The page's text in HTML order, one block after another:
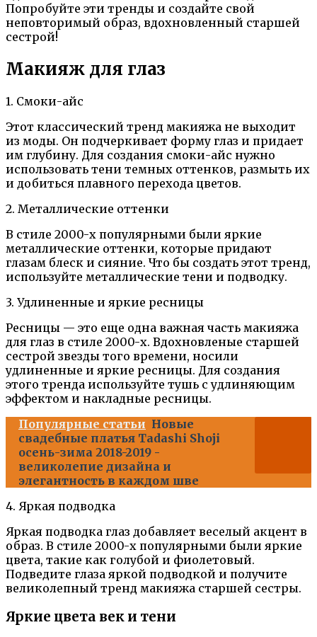
Попробуйте эти тренды и создайте свой
неповторимый образ, вдохновленный старшей
сестрой!
Макияж для глаз
1. Смоки-айс
Этот классический тренд макияжа не выходит
из моды. Он подчеркивает форму глаз и придает
им глубину. Для создания смоки-айс нужно
использовать тени темных оттенков, размыть их
и добиться плавного перехода цветов.
2. Металлические оттенки
В стиле 2000-х популярными были яркие
металлические оттенки, которые придают
глазам блеск и сияние. Что бы создать этот тренд,
используйте металлические тени и подводку.
3. Удлиненные и яркие ресницы
Ресницы — это еще одна важная часть макияжа
для глаз в стиле 2000-х. Вдохновленые старшей
сестрой звезды того времени, носили
удлиненные и яркие ресницы. Для создания
этого тренда используйте тушь с удлиняющим
эффектом и накладные ресницы.
Популярные статьи Новые
свадебные платья Tadashi Shoji
осень-зима 2018-2019 -
великолепие дизайна и
элегантность в каждом шве
4. Яркая подводка
Яркая подводка глаз добавляет веселый акцент в
образ. В стиле 2000-х популярными были яркие
цвета, такие как голубой и фиолетовый.
Подведите глаза яркой подводкой и получите
великолепный тренд макияжа старшей сестры.
Яркие цвета век и тени